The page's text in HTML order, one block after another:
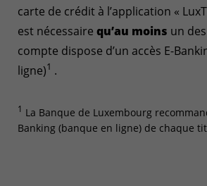
carte de crédit à l’application «
est nécessaire qu’au moins un
compte dispose d’un accès E-
ligne)1 .
1 La Banque de Luxembourg
Banking (banque en ligne) de chaque